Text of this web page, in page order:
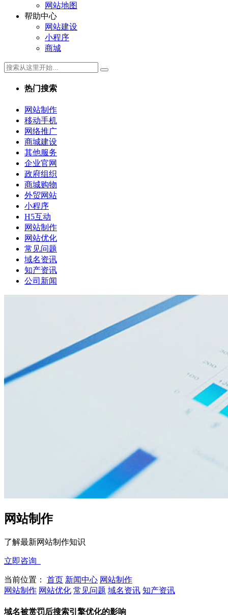
网站地图
帮助中心
网站建设
小程序
商城
热门搜索
网站制作
移动手机
网络推广
商城建设
其他服务
企业官网
政府组织
商城购物
外贸网站
小程序
H5互动
网站制作
网站优化
常见问题
域名资讯
知产资讯
公司新闻
网站制作
了解最新网站制作知识
立即咨询
当前位置： 首页 新闻中心 网站制作
网站制作 网站优化 常见问题 域名资讯 知产资讯
域名被赏罚后搜索引擎优化的影响